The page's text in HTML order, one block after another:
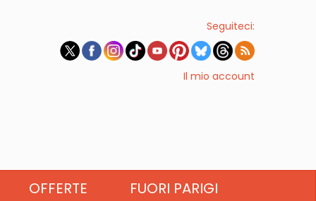
Seguiteci:
Il mio account
OFFERTE FUORI PARIGI